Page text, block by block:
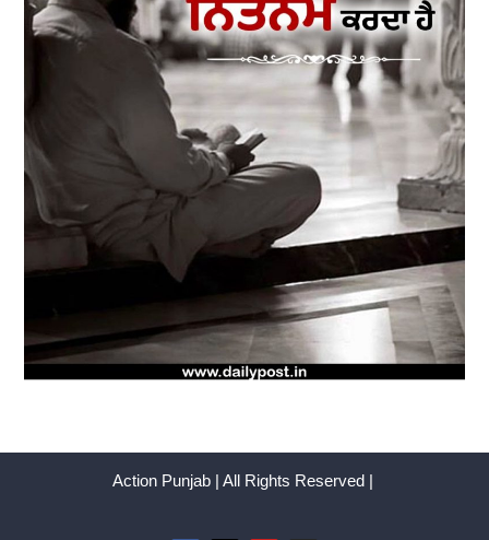
Action Punjab | All Rights Reserved |